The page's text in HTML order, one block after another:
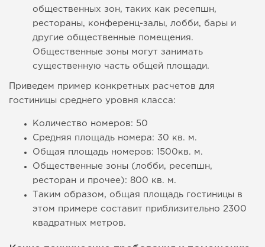
общественных зон, таких как ресепшн,
рестораны, конференц-залы, лобби, бары и
другие общественные помещения.
Общественные зоны могут занимать
существенную часть общей площади.
Приведем пример конкретных расчетов для
гостиницы среднего уровня класса:
Количество номеров: 50
Средняя площадь номера: 30 кв. м.
Общая площадь номеров: 1500кв. м.
Общественные зоны (лобби, ресепшн,
ресторан и прочее): 800 кв. м.
Таким образом, общая площадь гостиницы в
этом примере составит приблизительно 2300
квадратных метров.